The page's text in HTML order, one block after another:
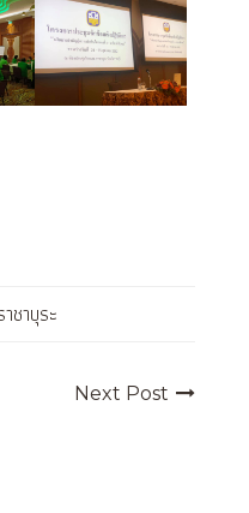
ชาบุระ
Next Post